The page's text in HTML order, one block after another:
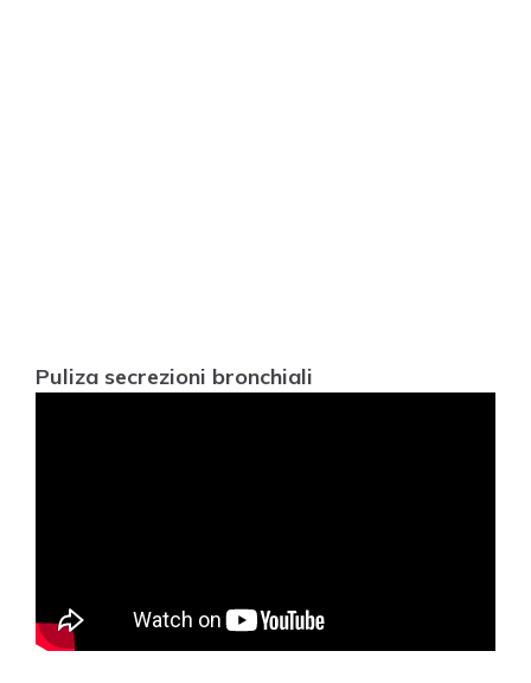
Puliza secrezioni bronchiali